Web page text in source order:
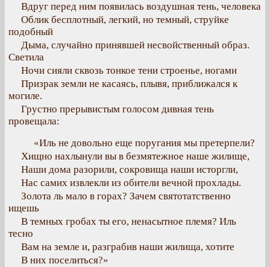
Вдруг перед ним появилась воздушная тень, человека
Облик бесплотный, легкий, но темный, струйке
подобный
Дыма, случайно принявшей несвойственный образ.
Светила
Ночи сияли сквозь тонкое тени строенье, ногами
Призрак земли не касаясь, плывя, приближался к
могиле.
Грустно прерывистым голосом дивная тень
провещала:
«Иль не довольно еще поругания мы претерпели?
Хищно нахлынули вы в безмятежное наше жилище,
Наши дома разорили, сокровища наши исторгли,
Нас самих извлекли из обители вечной прохлады.
Золота ль мало в горах? Зачем святотатственно
ищешь
В темных гробах ты его, ненасытное племя? Иль
тесно
Вам на земле и, разграбив наши жилища, хотите
В них поселиться?»